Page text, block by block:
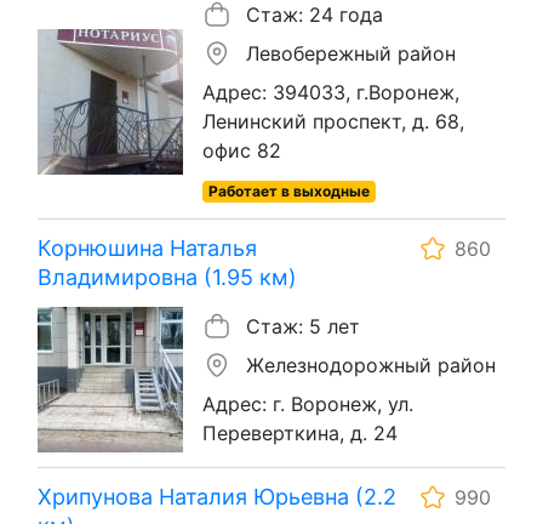
Стаж: 24 года
Левобережный район
Адрес: 394033, г.Воронеж,
Ленинский проспект, д. 68,
офис 82
Работает в выходные
Корнюшина Наталья
Владимировна (1.95 км)
860
Стаж: 5 лет
Железнодорожный район
Адрес: г. Воронеж, ул.
Переверткина, д. 24
Хрипунова Наталия Юрьевна (2.2
990